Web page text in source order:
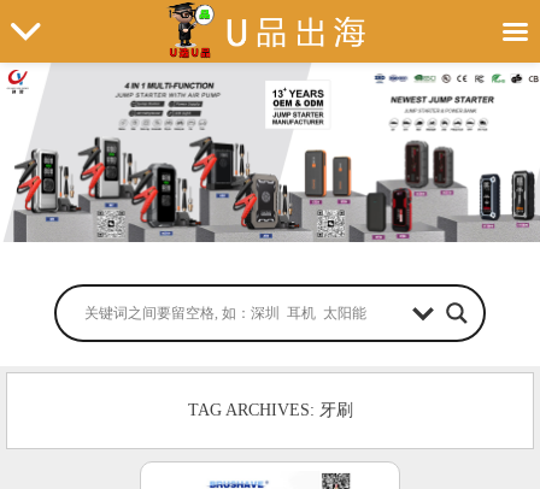
TAG ARCHIVES: 牙刷